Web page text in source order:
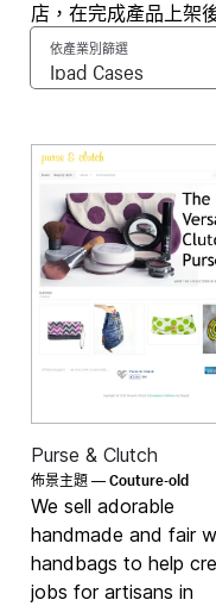
店，在完成產品上架
依產業別篩選
Purse & Clutch
佈景主題 —Couture-old
We sell adorable
handmade and fair
handbags to help
jobs for artisans in